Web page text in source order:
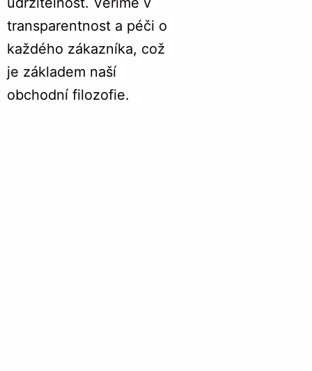
transparentnost a péči o
každého zákazníka, což
je základem naší
obchodní filozofie.